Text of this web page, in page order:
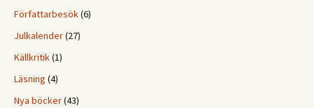
Författarbesök(6)
Julkalender(27)
Källkritik(1)
Läsning (4)
Nya böcker(43)